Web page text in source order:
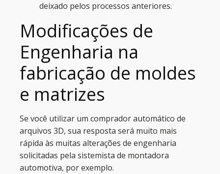
deixado pelos processos anteriores.
Modificações de
Engenharia na
fabricação de moldes
e matrizes
Se você utilizar um comprador automático de
arquivos 3D, sua resposta será muito mais
rápida às muitas alterações de engenharia
solicitadas pela sistemista de montadora
automotiva, por exemplo.